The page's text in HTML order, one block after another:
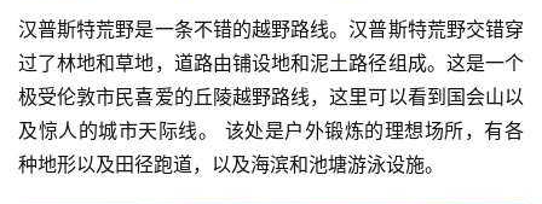
汉普斯特荒野是一条不错的越野路线。汉普斯特荒野交错穿
过了林地和草地，道路由铺设地和泥土路径组成。这是一个
极受伦敦市民喜爱的丘陵越野路线，这里可以看到国会山以
及惊人的城市天际线。 该处是户外锻炼的理想场所，有各
种地形以及田径跑道，以及海滨和池塘游泳设施。